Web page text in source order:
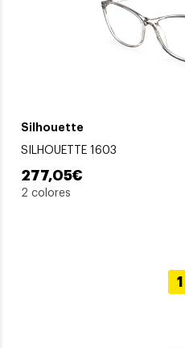
Silhouette
SILHOUETTE 1603
277,05€
2 colores
1